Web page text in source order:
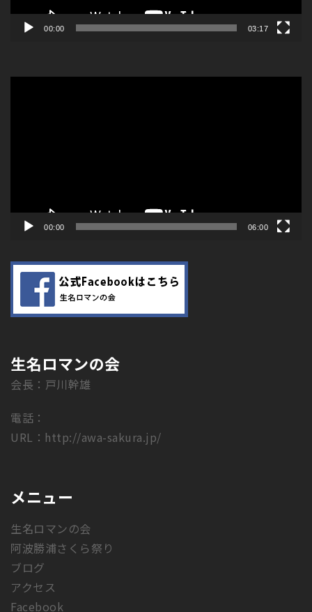
00:00 03:17
00:00 06:00
生名ロマンの会
会長：戸川幹雄
電話：
URL： http://awa-sakura.jp/
メニュー
生名ロマンの会
阿波勝浦さくら祭り
ブログ
アクセス
Facebook